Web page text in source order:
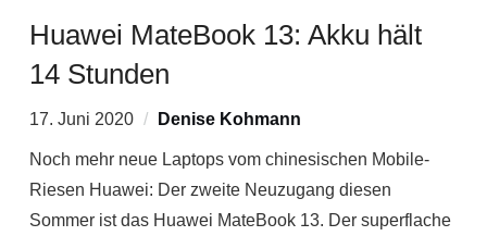
Huawei MateBook 13: Akku hält
14 Stunden
17. Juni 2020 Denise Kohmann
Noch mehr neue Laptops vom chinesischen Mobile-
Riesen Huawei: Der zweite Neuzugang diesen
Sommer ist das Huawei MateBook 13. Der superflache